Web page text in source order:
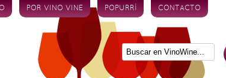
POR VINO VINE POPURRÍ CONTACTO